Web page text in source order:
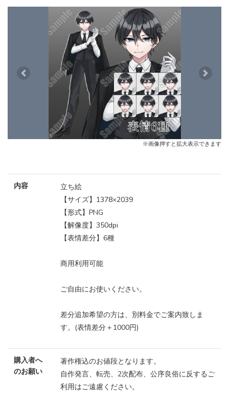
Previous Next
※画像押すと拡大表示できます
内容
立ち絵
【サイズ】1378×2039
【形式】PNG
【解像度】350dpi
【表情差分】6種
商用利用可能
ご自由にお使いください。
差分追加希望の方は、別料金でご案内致しま
す。(表情差分＋1000円)
購入者へ
のお願い
著作権込のお値段となります。
自作発言、転売、2次配布、公序良俗に反するご
利用はご遠慮ください。